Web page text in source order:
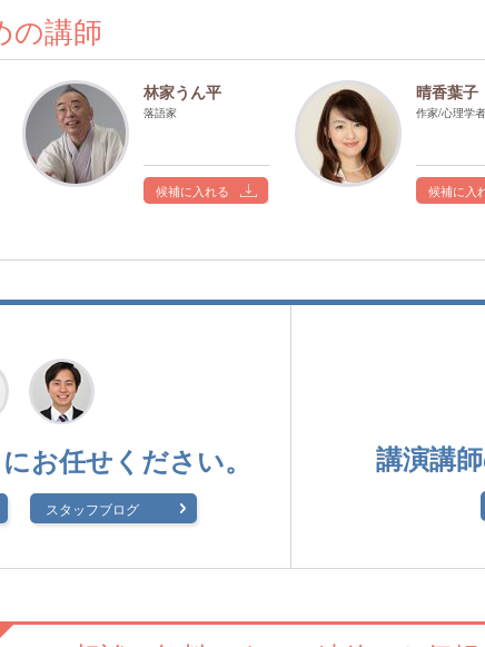
の講師
林家うん平
落語家
候補に入れる
晴香葉子
作家/心理学者
候補に入
お任せください。
スタッフブログ
講演講